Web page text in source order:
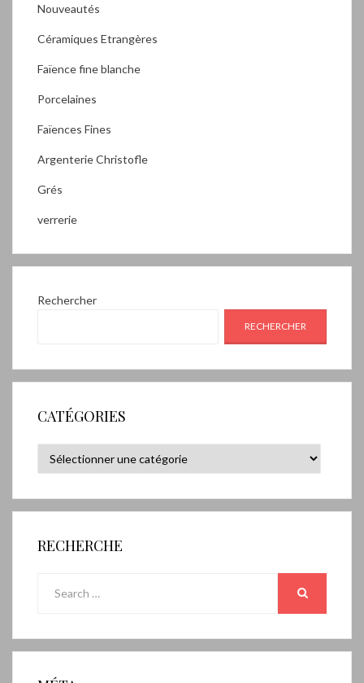
Nouveautés
Céramiques Etrangères
Faïence fine blanche
Porcelaines
Faïences Fines
Argenterie Christofle
Grés
verrerie
Rechercher
RECHERCHER
CATÉGORIES
RECHERCHE